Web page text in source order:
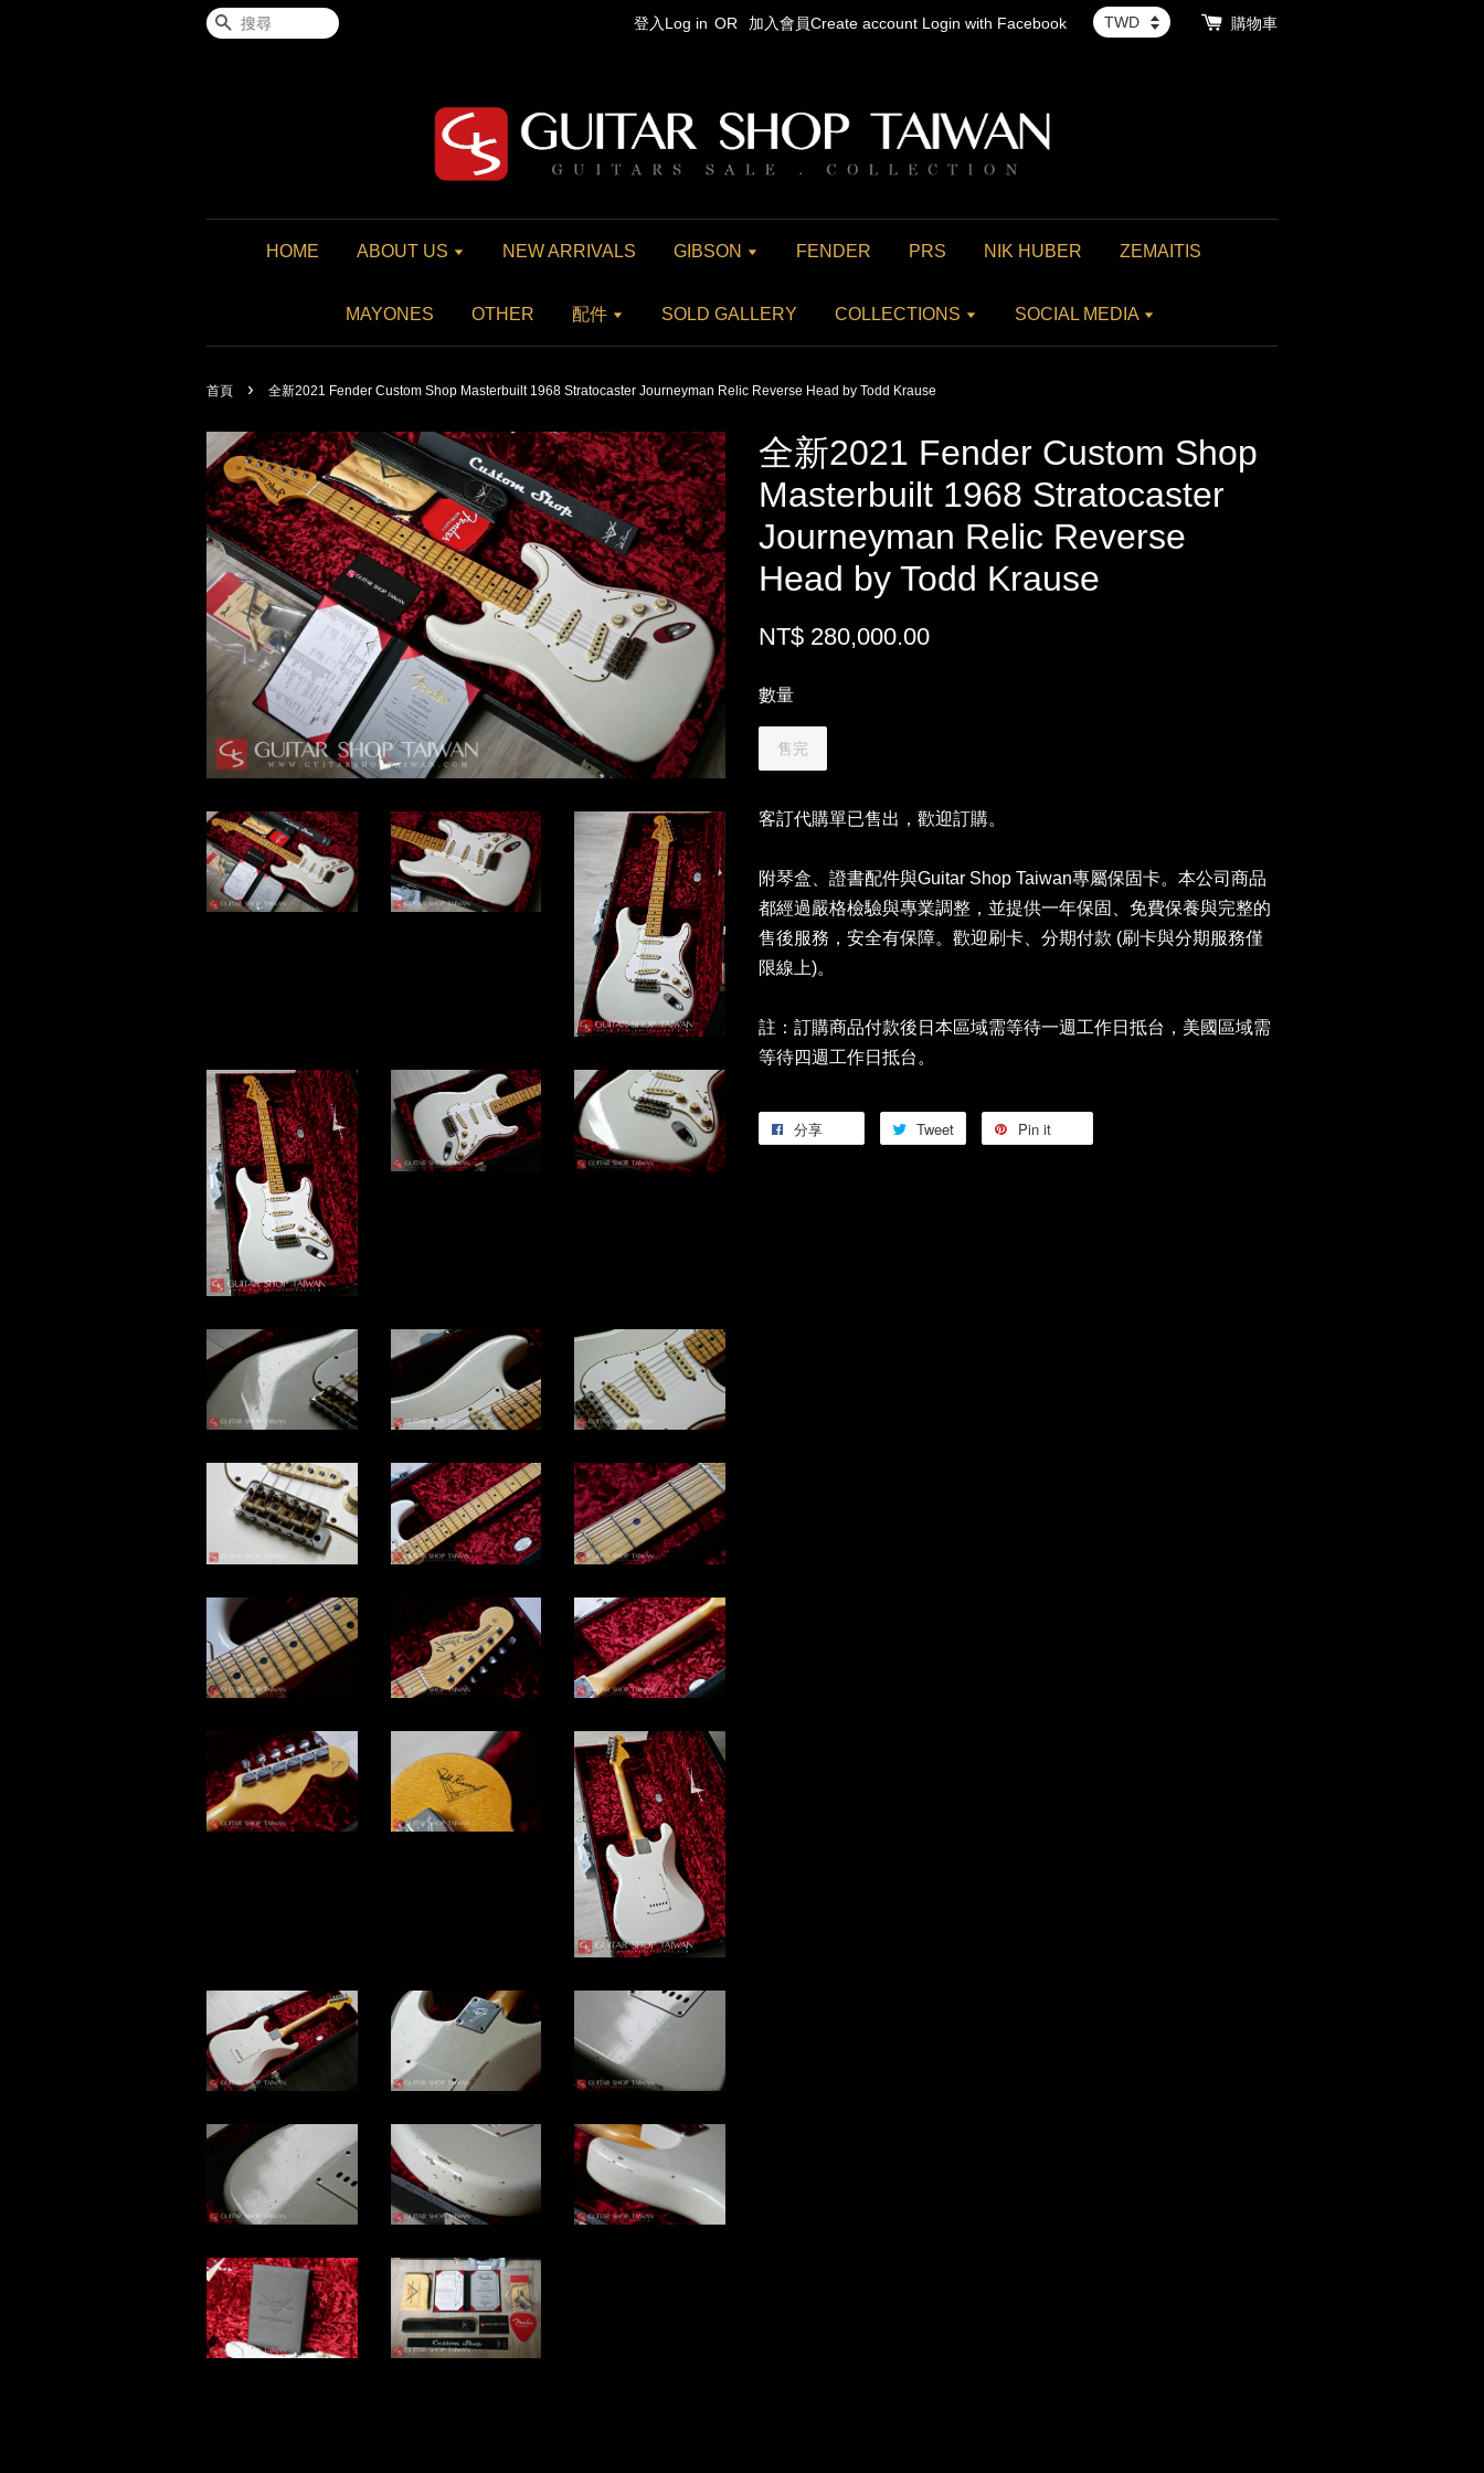
搜尋 登入Log in OR 加入會員Create account Login with Facebook 購物車
HOME ABOUT US NEW ARRIVALS GIBSON FENDER PRS NIK HUBER ZEMAITIS
MAYONES OTHER 配件 SOLD GALLERY COLLECTIONS SOCIAL MEDIA
首頁 › 全新2021 Fender Custom Shop Masterbuilt 1968 Stratocaster Journeyman Relic Reverse Head by Todd Krause
全新2021 Fender Custom Shop
Masterbuilt 1968 Stratocaster
Journeyman Relic Reverse
Head by Todd Krause
NT$ 280,000.00
數量
售完
客訂代購單已售出，歡迎訂購。
附琴盒、證書配件與Guitar Shop Taiwan專屬保固卡。本公司商品
都經過嚴格檢驗與專業調整，並提供一年保固、免費保養與完整的
售後服務，安全有保障。歡迎刷卡、分期付款 (刷卡與分期服務僅
限線上)。
註：訂購商品付款後日本區域需等待一週工作日抵台，美國區域需
等待四週工作日抵台。
分享 Tweet Pin it